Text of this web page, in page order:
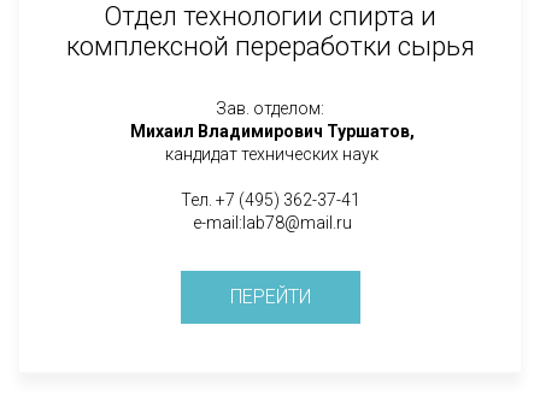
Отдел технологии спирта и
комплексной переработки сырья
Зав. отделом:
Михаил Владимирович Туршатов,
кандидат технических наук
Тел. +7 (495) 362-37-41
e-mail:lab78@mail.ru
ПЕРЕЙТИ